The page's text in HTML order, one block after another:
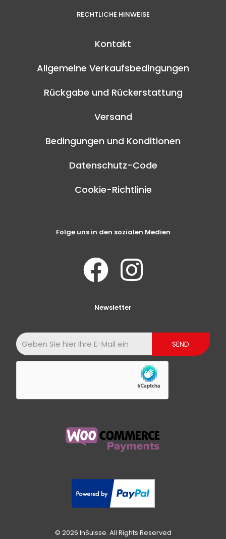
RECHTLICHE HINWEISE
Kontakt
Allgemeine Verkaufsbedingungen
Rückgabe und Rückerstattung
Versand
Bedingungen und Konditionen
Datenschutz-Code
Cookie-Richtlinie
Folge uns in den sozialen Medien
Newsletter
© 2026 InSuisse. All Rights Reserved